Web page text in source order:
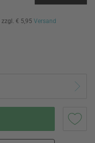
zzgl. € 5,95 Versand